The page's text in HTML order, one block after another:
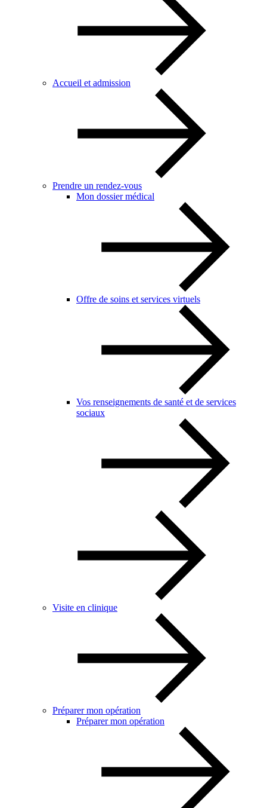
Accueil et admission
Prendre un rendez-vous
Mon dossier médical
Offre de soins et services virtuels
Vos renseignements de santé et de services
sociaux
Visite en clinique
Préparer mon opération
Préparer mon opération